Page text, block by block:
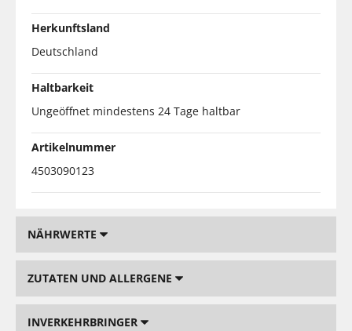
Herkunftsland
Deutschland
Haltbarkeit
Ungeöffnet mindestens 24 Tage haltbar
Artikelnummer
4503090123
NÄHRWERTE
ZUTATEN UND ALLERGENE
INVERKEHRBRINGER